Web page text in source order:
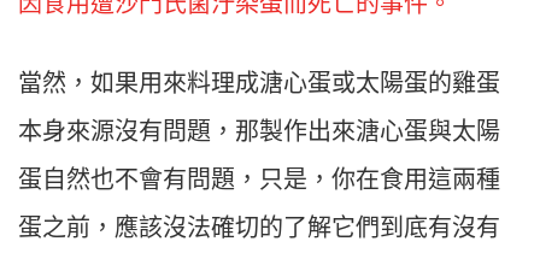
當然，如果用來料理成溏心蛋或太陽蛋的雞蛋
本身來源沒有問題，那製作出來溏心蛋與太陽
蛋自然也不會有問題，只是，你在食用這兩種
蛋之前，應該沒法確切的了解它們到底有沒有